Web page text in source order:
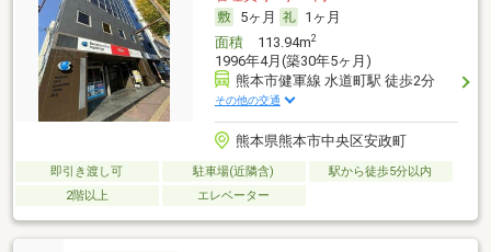
5ヶ月
1ヶ月
面積113.94m2
1996年4月(築30年5ヶ月)
熊本市健軍線 水道町駅 徒歩2分
その他の交通
熊本県熊本市中央区安政町
即引き渡し可 駐車場(近隣含)
駅から徒歩5分以内
2階以上
エレベーター